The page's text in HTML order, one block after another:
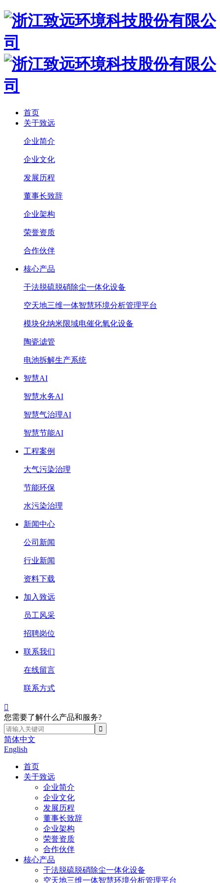
首页
关于致远
企业简介
企业文化
发展历程
董事长致辞
企业架构
荣誉资质
合作伙伴
核心产品
干法脱硫脱硝除尘一体化设备
空天地三维一体智慧环境分析管理平台
模块化纳米限域电催化氧化设备
陶瓷滤管
电池拆解生产系统
智慧AI
智慧水务AI
智慧气治理AI
智慧节能AI
工程案例
大气污染治理
节能环保
水污染治理
新闻中心
公司新闻
行业新闻
资料下载
加入致远
员工风采
招聘岗位
联系我们
在线留言
联系方式

您需要了解什么产品和服务?
简体中文
English
首页
关于致远
企业简介
企业文化
发展历程
董事长致辞
企业架构
荣誉资质
合作伙伴
核心产品
干法脱硫脱硝除尘一体化设备
空天地三维一体智慧环境分析管理平台